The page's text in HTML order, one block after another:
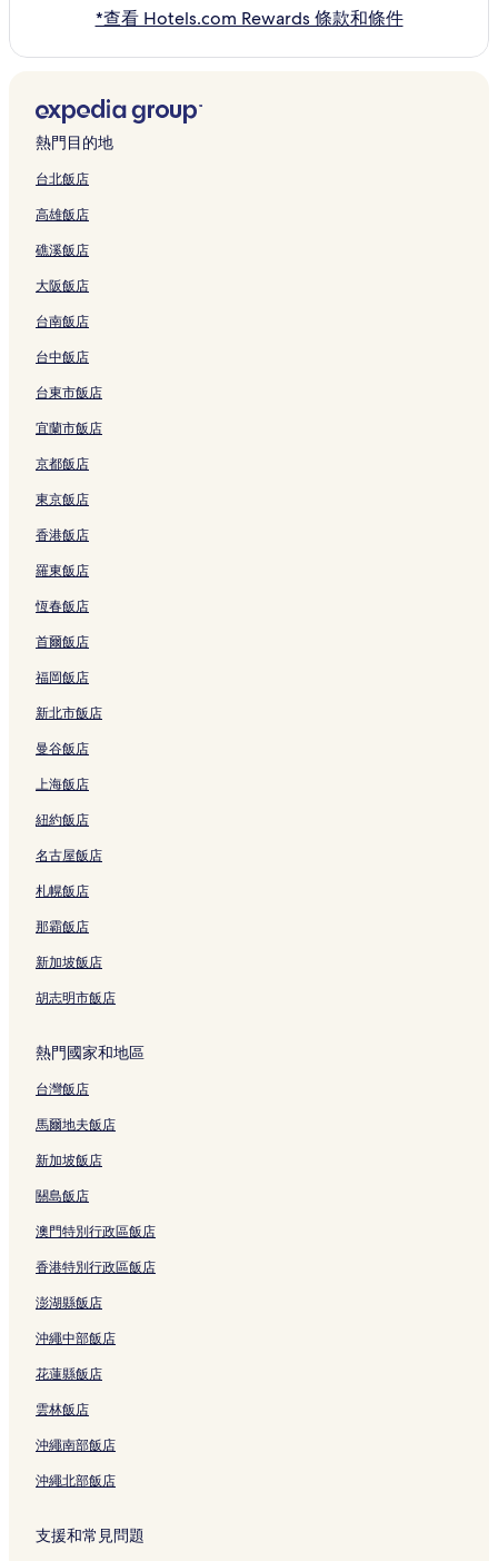
*查看 Hotels.com Rewards 條款和條件
熱門目的地
台北飯店
高雄飯店
礁溪飯店
大阪飯店
台南飯店
台中飯店
台東市飯店
宜蘭市飯店
京都飯店
東京飯店
香港飯店
羅東飯店
恆春飯店
首爾飯店
福岡飯店
新北市飯店
曼谷飯店
上海飯店
紐約飯店
名古屋飯店
札幌飯店
那霸飯店
新加坡飯店
胡志明市飯店
熱門國家和地區
台灣飯店
馬爾地夫飯店
新加坡飯店
關島飯店
澳門特別行政區飯店
香港特別行政區飯店
澎湖縣飯店
沖繩中部飯店
花蓮縣飯店
雲林飯店
沖繩南部飯店
沖繩北部飯店
支援和常見問題